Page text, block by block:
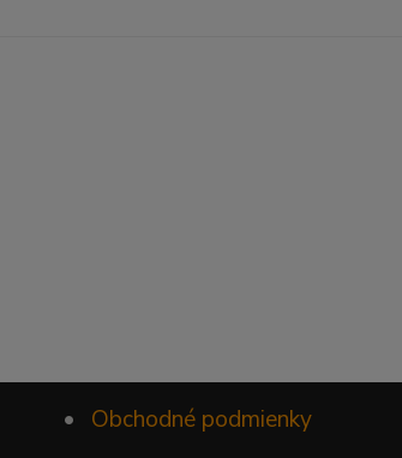
• Obchodné podmienky